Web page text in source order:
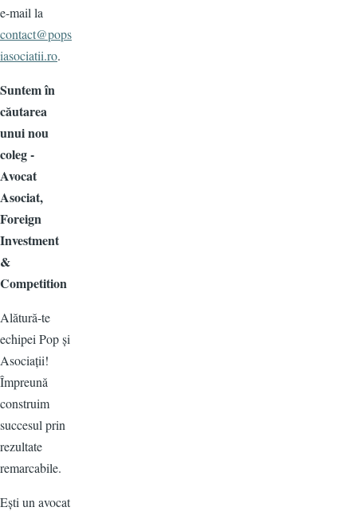
e-mail la
contact@pops
iasociatii.ro.
Suntem în
căutarea
unui nou
coleg -
Avocat
Asociat,
Foreign
Investment
&
Competition
Alătură-te
echipei Pop și
Asociații!
Împreună
construim
succesul prin
rezultate
remarcabile.
Ești un avocat